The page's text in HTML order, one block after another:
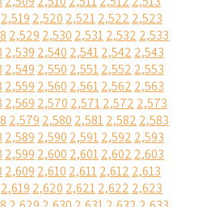
2,519 2,520 2,5212,522 2,523
2,529 2,530 2,5312,532 2,533
2,539 2,540 2,5412,542 2,543
2,549 2,550 2,5512,552 2,553
2,559 2,560 2,5612,562 2,563
2,569 2,570 2,5712,572 2,573
2,579 2,580 2,5812,582 2,583
2,589 2,590 2,5912,592 2,593
2,599 2,600 2,6012,602 2,603
2,609 2,610 2,6112,612 2,613
2,619 2,620 2,6212,622 2,623